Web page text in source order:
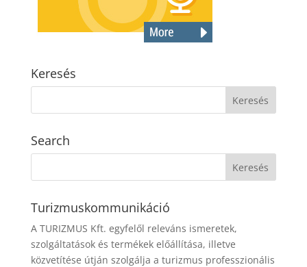
Keresés
Search
Turizmuskommunikáció
A TURIZMUS Kft. egyfelől releváns ismeretek,
szolgáltatások és termékek előállítása, illetve
közvetítése útján szolgálja a turizmus professzionális